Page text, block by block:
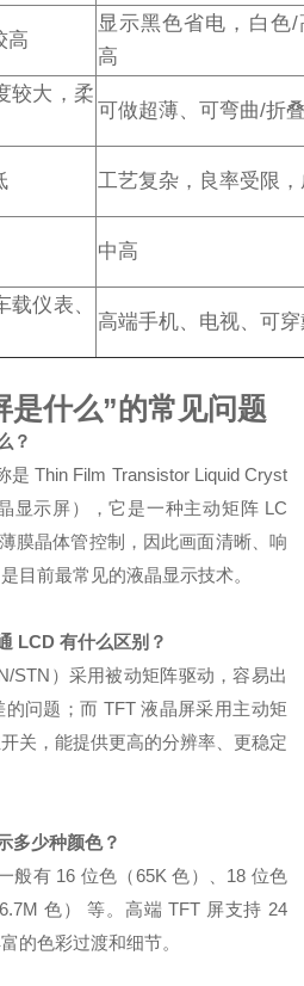
高
显示黑色省电，白色/
高
较大，柔
可做超薄、可弯曲/折
工艺复杂，良率受限
中高
仪表、
高端手机、电视、可
是什么”的常见问题
？
Thin Film Transistor Liquid Cryst
显示屏），它是一种主动矩阵 LC
膜晶体管控制，因此画面清晰、响
目前最常见的液晶显示技术。
LCD 有什么区别？
STN）采用被动矩阵驱动，容易出
问题；而 TFT 液晶屏采用主动矩
关，能提供更高的分辨率、更稳定
多少种颜色？
般有 16 位色（65K 色）、18 位色
色） 等。高端 TFT 屏支持 24
的色彩过渡和细节。